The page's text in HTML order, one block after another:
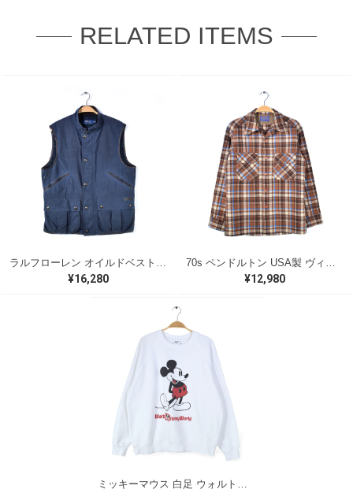
RELATED ITEMS
¥16,280 ¥12,980
ミッキーマウス 白足 ウォルトディズニーオフィシャル スウェット ホワイト WALT DISNEY WORLD ウォルトディズニーオフィシャル サイズXL相当 古着 CF0995